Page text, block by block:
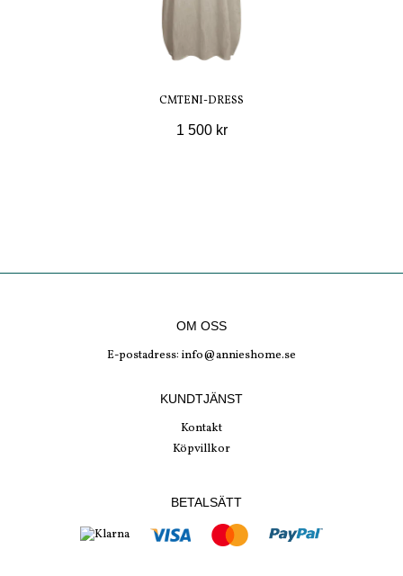
CMTENI-DRESS
1 500 kr
OM OSS
E-postadress: info@annieshome.se
KUNDTJÄNST
Kontakt
Köpvillkor
BETALSÄTT